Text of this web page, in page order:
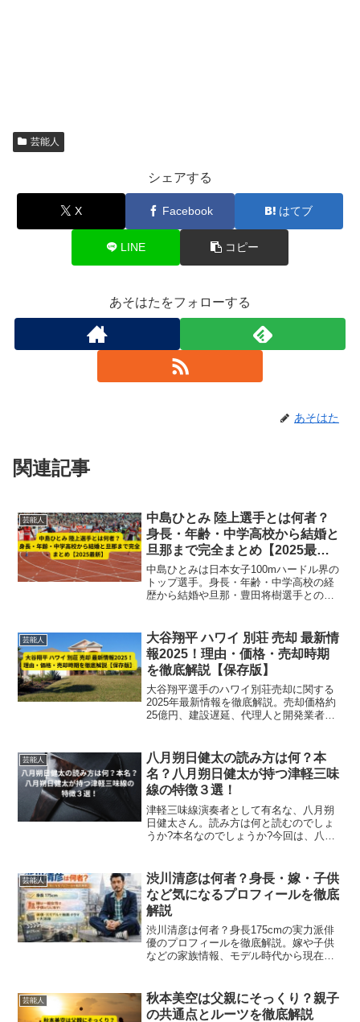
芸能人
シェアする
X Facebook はてブ
LINE コピー
あそはたをフォローする
あそはた
関連記事
芸能人
中島ひとみ 陸上選手とは何者？
身長・年齢・中学高校から結婚と
旦那まで完全まとめ【2025最
新】
中島ひとみは日本女子100mハードル界の
トップ選手。身長・年齢・中学高校の経
歴から結婚や旦那・豊田将樹選手との夫
芸能人
大谷翔平 ハワイ 別荘 売却 最新情
報2025！理由・価格・売却時期
を徹底解説【保存版】
大谷翔平選手のハワイ別荘売却に関する
2025年最新情報を徹底解説。売却価格約
25億円、建設遅延、代理人と開発業者の
芸能人
八月朔日健太の読み方は何？本
名？八月朔日健太が持つ津軽三味
線の特徴３選！
津軽三味線演奏者として有名な、八月朔
日健太さん。読み方は何と読むのでしょ
うか?本名なのでしょうか?今回は、八月
三味線演奏者として特徴３選をご紹介し
ます！演奏動画もあります...
芸能人
渋川清彦は何者？身長・嫁・子供
など気になるプロフィールを徹底
解説
渋川清彦は何者？身長175cmの実力派俳
優のプロフィールを徹底解説。嫁や子供
などの家族情報、モデル時代から現在ま
芸能人
秋本美空は父親にそっくり？親子
の共通点とルーツを徹底解説